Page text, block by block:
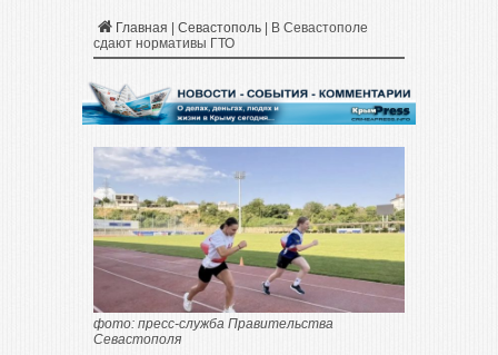
Главная Севастополь
В Севастополе
сдают нормативы ГТО
фото: пресс-служба Правительства
Севастополя